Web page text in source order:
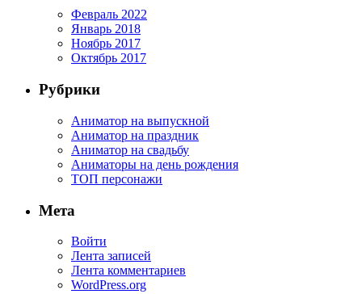
Февраль 2022
Январь 2018
Ноябрь 2017
Октябрь 2017
Рубрики
Аниматор на выпускной
Аниматор на праздник
Аниматор на свадьбу
Аниматоры на день рождения
ТОП персонажи
Мета
Войти
Лента записей
Лента комментариев
WordPress.org